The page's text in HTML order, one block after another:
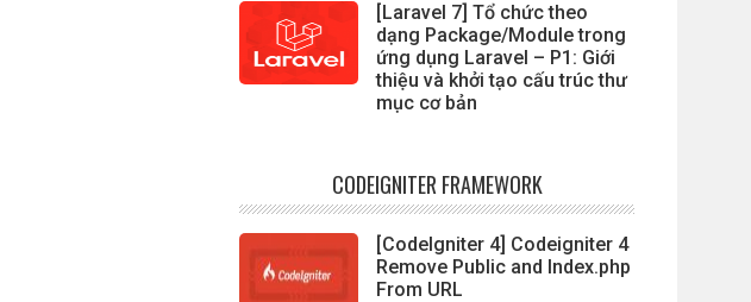
[Laravel 7] Tổ chức theo
dạng Package/Module trong
ứng dụng Laravel – P1: Giới
thiệu và khởi tạo cấu trúc thư
mục cơ bản
CODEIGNITER FRAMEWORK
[CodeIgniter 4] Codeigniter 4
Remove Public and Index.php
From URL